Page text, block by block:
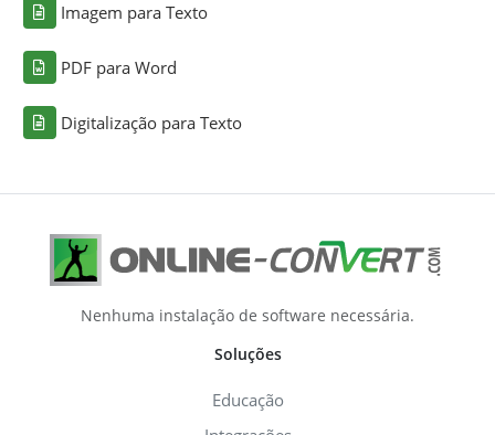
Imagem para Texto
PDF para Word
Digitalização para Texto
Nenhuma instalação de software necessária.
Soluções
Educação